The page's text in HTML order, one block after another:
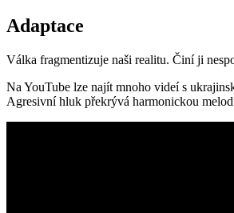
Adaptace
Válka fragmentizuje naši realitu. Činí ji
Na YouTube lze najít mnoho videí s
Agresivní hluk překrývá harmonickou